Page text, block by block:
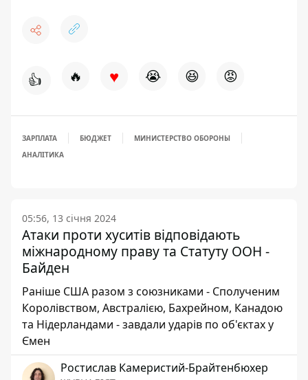
👍 🔥 ♥ 😭 😆 😡
ЗАРПЛАТА БЮДЖЕТ
МИНИСТЕРСТВО ОБОРОНЫ
АНАЛІТИКА
05:56, 13 січня 2024
Атаки проти хуситів відповідають
міжнародному праву та Статуту ООН -
Байден
Раніше США разом з союзниками - Сполученим
Королівством, Австралією, Бахрейном, Канадою
та Нідерландами - завдали ударів по об'єктах у
Ємен
Ростислав Камеристий-Брайтенбюхер